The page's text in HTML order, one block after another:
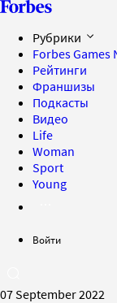
Рубрики
Forbes Games
Рейтинги
Франшизы
Подкасты
Видео
Life
Woman
Sport
Young
Войти
07 September 2022